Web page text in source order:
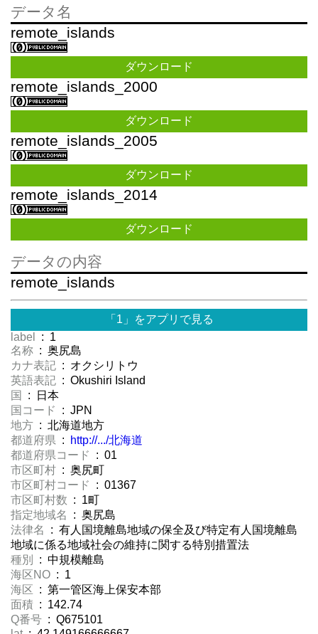
データ名
remote_islands
ダウンロード
remote_islands_2000
ダウンロード
remote_islands_2005
ダウンロード
remote_islands_2014
ダウンロード
データの内容
remote_islands
「1」をアプリで見る
label
: 1
名称 : 奥尻島
カナ表記 : オクシリトウ
英語表記 : Okushiri Island
国
: 日本
国コード
: JPN
地方 : 北海道地方
都道府県 :
http://.../北海道
都道府県コード
: 01
市区町村 : 奥尻町
市区町村コード
: 01367
市区町村数 : 1町
指定地域名
: 奥尻島
法律名
: 有人国境離島地域の保全及び特定有人国境離島
地域に係る地域社会の維持に関する特別措置法
種別
: 中規模離島
海区NO : 1
海区 : 第一管区海上保安本部
面積 : 142.74
Q番号 : Q675101